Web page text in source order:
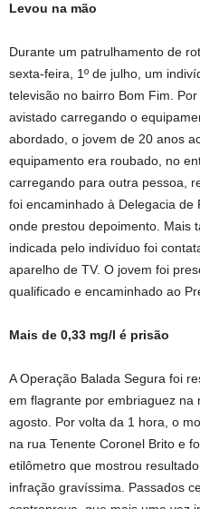
Levou na mão
Durante um patrulhamento de
sexta-feira, 1º de julho, um
televisão no bairro Bom Fim.
avistado carregando o
abordado, o jovem de 20 anos
equipamento era roubado, no
carregando para outra pessoa,
foi encaminhado à Delegacia de
onde prestou depoimento. Mais
indicada pelo indivíduo foi
aparelho de TV. O jovem foi
qualificado e encaminhado ao
Mais de 0,33 mg/l é prisão
A Operação Balada Segura foi
em flagrante por embriaguez na
agosto. Por volta da 1 hora, o
na rua Tenente Coronel Brito e
etilômetro que mostrou
infração gravíssima. Passados